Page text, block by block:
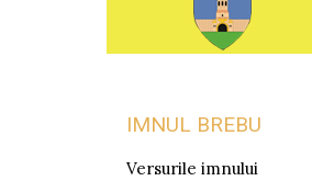
IMNUL BREBU
Versurile imnului